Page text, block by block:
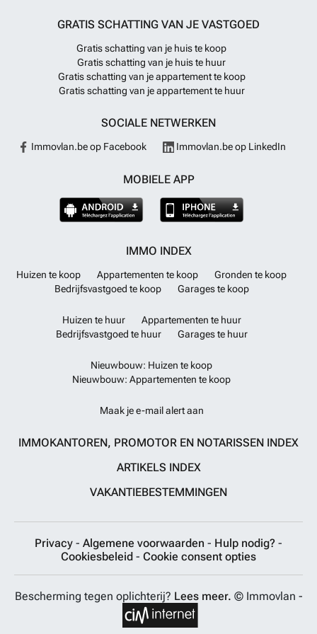
GRATIS SCHATTING VAN JE VASTGOED
Gratis schatting van je huis te koop
Gratis schatting van je huis te huur
Gratis schatting van je appartement te koop
Gratis schatting van je appartement te huur
SOCIALE NETWERKEN
Immovlan.be op Facebook Immovlan.be op LinkedIn
MOBIELE APP
IMMO INDEX
Huizen te koop Appartementen te koop
Gronden te koop
Bedrijfsvastgoed te koop
Garages te koop
Huizen te huur
Appartementen te huur
Bedrijfsvastgoed te huur
Garages te huur
Nieuwbouw: Huizen te koop
Nieuwbouw: Appartementen te koop
Maak je e-mail alert aan
IMMOKANTOREN, PROMOTOR EN NOTARISSEN INDEX
ARTIKELS INDEX
VAKANTIEBESTEMMINGEN
Privacy - Algemene voorwaarden - Hulp nodig? -
Cookiesbeleid - Cookie consent opties
Bescherming tegen oplichterij? Lees meer. © Immovlan -